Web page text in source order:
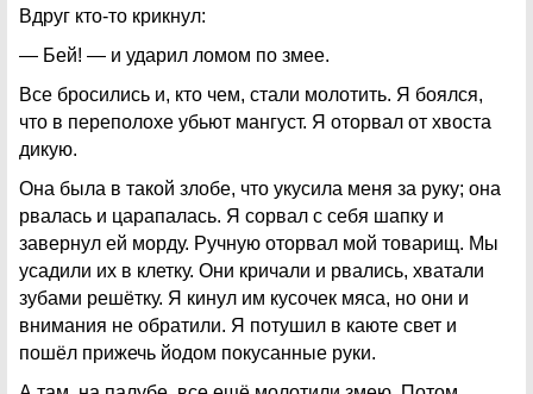
Вдруг кто-то крикнул:
— Бей! — и ударил ломом по змее.
Все бросились и, кто чем, стали молотить. Я боялся,
что в переполохе убьют мангуст. Я оторвал от хвоста
дикую.
Она была в такой злобе, что укусила меня за руку; она
рвалась и царапалась. Я сорвал с себя шапку и
завернул ей морду. Ручную оторвал мой товарищ. Мы
усадили их в клетку. Они кричали и рвались, хватали
зубами решётку. Я кинул им кусочек мяса, но они и
внимания не обратили. Я потушил в каюте свет и
пошёл прижечь йодом покусанные руки.